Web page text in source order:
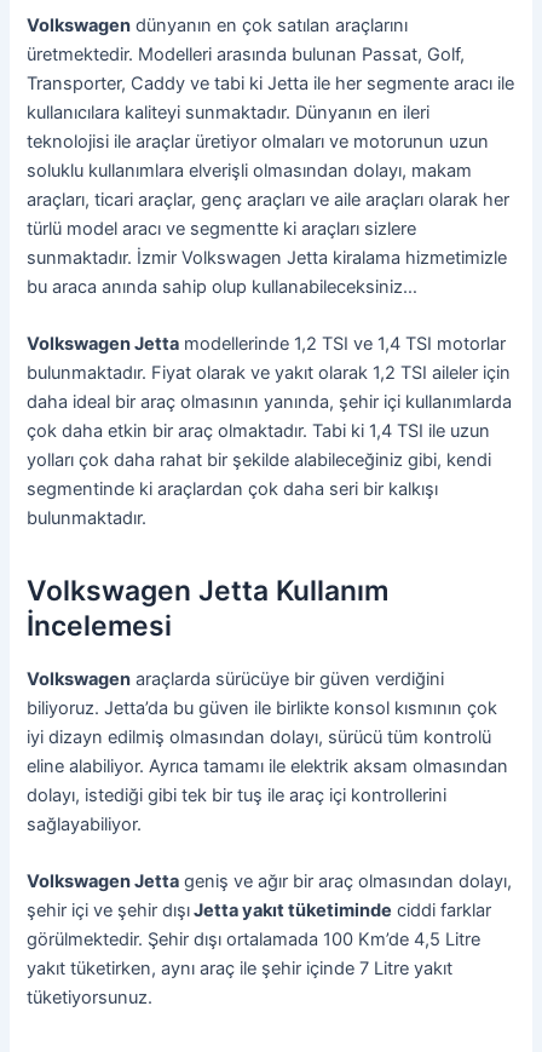
Volkswagen dünyanın en çok satılan araçlarını
üretmektedir. Modelleri arasında bulunan Passat, Golf,
Transporter, Caddy ve tabi ki Jetta ile her segmente aracı ile
kullanıcılara kaliteyi sunmaktadır. Dünyanın en ileri
teknolojisi ile araçlar üretiyor olmaları ve motorunun uzun
soluklu kullanımlara elverişli olmasından dolayı, makam
araçları, ticari araçlar, genç araçları ve aile araçları olarak her
türlü model aracı ve segmentte ki araçları sizlere
sunmaktadır. İzmir Volkswagen Jetta kiralama hizmetimizle
bu araca anında sahip olup kullanabileceksiniz…
Volkswagen Jetta modellerinde 1,2 TSI ve 1,4 TSI motorlar
bulunmaktadır. Fiyat olarak ve yakıt olarak 1,2 TSI aileler için
daha ideal bir araç olmasının yanında, şehir içi kullanımlarda
çok daha etkin bir araç olmaktadır. Tabi ki 1,4 TSI ile uzun
yolları çok daha rahat bir şekilde alabileceğiniz gibi, kendi
segmentinde ki araçlardan çok daha seri bir kalkışı
bulunmaktadır.
Volkswagen Jetta Kullanım
İncelemesi
Volkswagen araçlarda sürücüye bir güven verdiğini
biliyoruz. Jetta’da bu güven ile birlikte konsol kısmının çok
iyi dizayn edilmiş olmasından dolayı, sürücü tüm kontrolü
eline alabiliyor. Ayrıca tamamı ile elektrik aksam olmasından
dolayı, istediği gibi tek bir tuş ile araç içi kontrollerini
sağlayabiliyor.
Volkswagen Jetta geniş ve ağır bir araç olmasından dolayı,
şehir içi ve şehir dışıJetta yakıt tüketiminde ciddi farklar
görülmektedir. Şehir dışı ortalamada 100 Km’de 4,5 Litre
yakıt tüketirken, aynı araç ile şehir içinde 7 Litre yakıt
tüketiyorsunuz.